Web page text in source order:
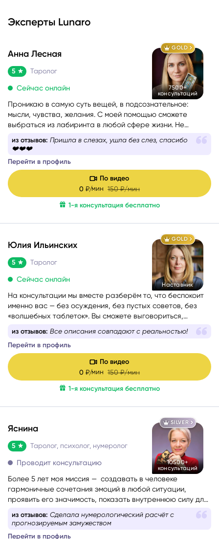
Эксперты Lunaro
GOLD
7500+
консультаций
Анна Лесная
5 Таролог
Сейчас онлайн
Проникаю в самую суть вещей, в подсознательное:
мысли, чувства, желания. С моей помощью сможете
выбраться из лабиринта в любой сфере жизни. Не
формулировкой. На консультации со мной вы найдёте
из отзывов: Пришла в слезах, ушла без слез, спасибо
❤️❤️❤️
Перейти в профиль
По видео
0 ₽/мин150 ₽/мин
1-я консультация бесплатно
GOLD
Наставник
Юлия Ильинских
5 Таролог
Сейчас онлайн
На консультации мы вместе разберём то, что беспокоит
именно вас — без осуждения, без пустых советов, без
«волшебных таблеток». Вы сможете выговориться,
услышать себя и понять, куда двигаться дальше. Если вам
сейчас тяжело, тревожно или вы просто запутались — я
помогу вам вернуть внутреннюю опору и увидеть дорогу
вперёд.
Моя задача — мягко и бережно провести вас сквозь
сомнения, страхи и переживания, чтобы вы снова
почувствовали уверенность, спокойствие и любовь к
из отзывов: Сильно чувствуется участие и
Перейти в профиль
По видео
0 ₽/мин150 ₽/мин
SILVER
10500+
консультаций
5
Более 5 лет моя миссия — создавать в человеке
гармоничные сочетания эмоций в любой ситуации,
самопомощи, сбалансировать энергии в зависимости от
ситуации.
из отзывов: Сделала нумерологический расчёт с